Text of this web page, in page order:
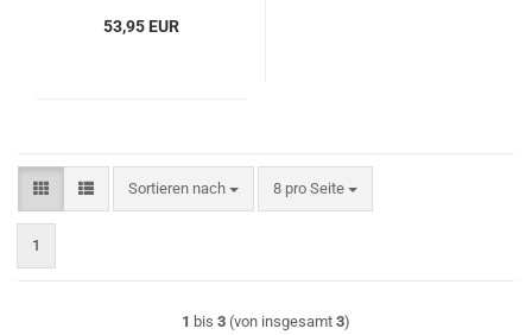
53,95 EUR
Sortieren nach
Sortieren nach 8 pro Seite
pro Seite
1
1 bis 3 (von insgesamt 3)